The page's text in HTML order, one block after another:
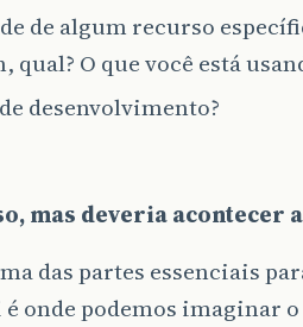
de algum recurso
qual? O que você está
desenvolvimento?
mas deveria acontecer
das partes essenciais
onde podemos imaginar